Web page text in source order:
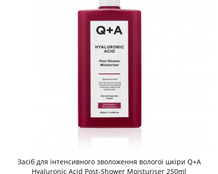
Засіб для інтенсивного зволоження вологої шкіри Q+A
Hyaluronic Acid Post-Shower Moisturiser 250ml